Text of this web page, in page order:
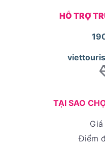
HỖ TRỢ
TẠI SAO
Điểm